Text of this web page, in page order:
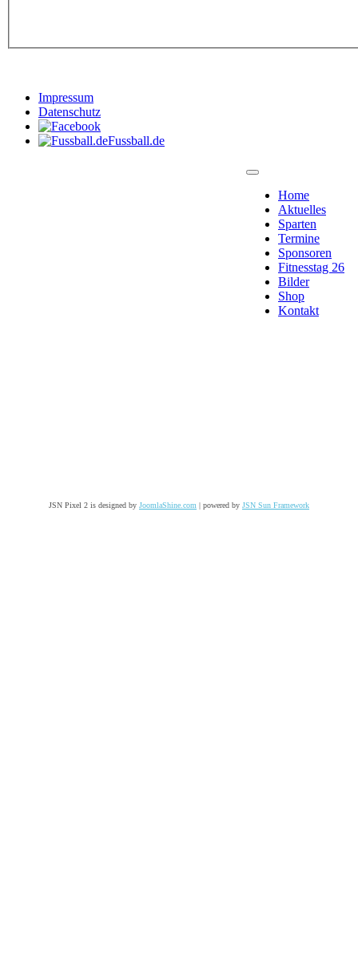
Impressum
Datenschutz
Fussball.de
Home
Aktuelles
Sparten
Termine
Sponsoren
Fitnesstag 26
Bilder
Shop
Kontakt
JSN Pixel 2 is designed by JoomlaShine.com | powered by JSN Sun Framework